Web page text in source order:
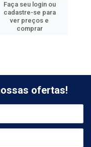
Faça seu login ou
cadastre-se para
ver preços e
comprar
ofertas!